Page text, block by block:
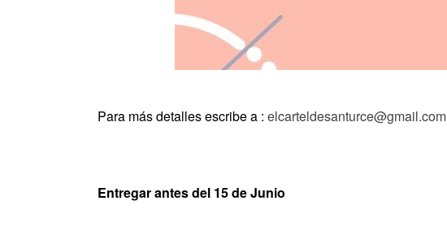
Para más detalles escribe a : elcarteldesanturce@gmail.com
Entregar antes del 15 de Junio